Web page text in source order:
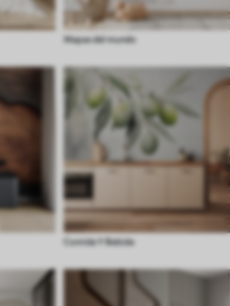
Mapas del mundo
Comida Y Bebida